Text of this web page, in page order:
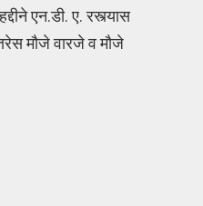
एन.डी. ए. रस्त्यास
मौजे वारजे व मौजे